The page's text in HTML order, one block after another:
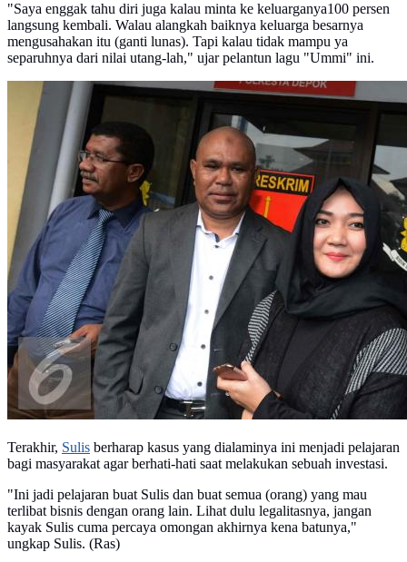
"Saya enggak tahu diri juga kalau minta ke keluarganya100 persen
langsung kembali. Walau alangkah baiknya keluarga besarnya
mengusahakan itu (ganti lunas). Tapi kalau tidak mampu ya
separuhnya dari nilai utang-lah," ujar pelantun lagu "Ummi" ini.
Terakhir, Sulis berharap kasus yang dialaminya ini menjadi pelajaran
bagi masyarakat agar berhati-hati saat melakukan sebuah investasi.
"Ini jadi pelajaran buat Sulis dan buat semua (orang) yang mau
terlibat bisnis dengan orang lain. Lihat dulu legalitasnya, jangan
kayak Sulis cuma percaya omongan akhirnya kena batunya,"
ungkap Sulis. (Ras)‎